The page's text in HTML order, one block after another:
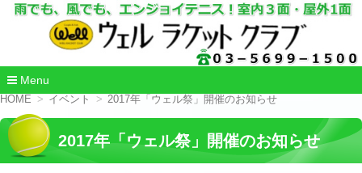
Menu
コ
テ
ン
HOME イベント 2017年「ウェル祭」開催のお知らせ
2017年「ウェル祭」開催のお知らせ